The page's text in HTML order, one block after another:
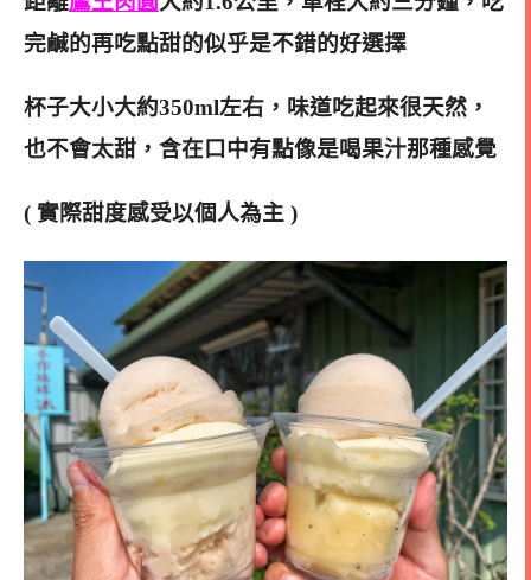
完鹹的再吃點甜的似乎是不錯的好選擇
杯子大小大約350ml左右，味道吃起來很天然，
也不會太甜，含在口中有點像是喝果汁那種感覺
( 實際甜度感受以個人為主 )